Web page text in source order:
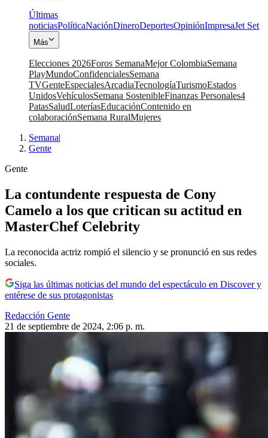
Últimas
noticiasPolíticaNaciónDineroDeportesOpiniónImpresaJet Set
Más
Elecciones 2026Foros SemanaMejor ColombiaSemana
PlayMundoConfidencialesSemana
TVGenteEspecialesArcadiaTecnologíaTurismoEstados
UnidosVehículosSemana SostenibleFinanzas Personales4
PatasSaludLoteríasEducaciónContenido en
colaboraciónSemana RuralMujeres
Semana|
Gente
Gente
La contundente respuesta de Cony
Camelo a los que critican su actitud en
MasterChef Celebrity
La reconocida actriz rompió el silencio y se pronunció en sus redes
sociales.
Siga las últimas noticias del mundo del espectáculo en Discover y
entérese de sus protagonistas
Redacción Gente
21 de septiembre de 2024, 2:06 p. m.